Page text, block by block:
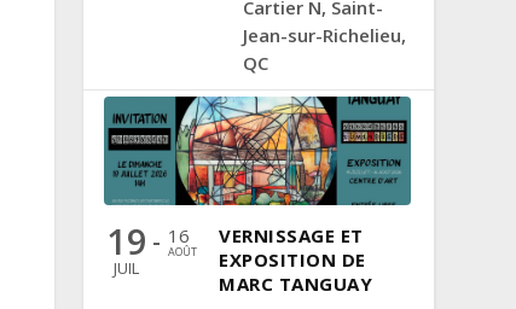
Cartier N, Saint-
Jean-sur-Richelieu,
QC
19
JUIL
- 16
AOÛT
VERNISSAGE ET
EXPOSITION DE
MARC TANGUAY